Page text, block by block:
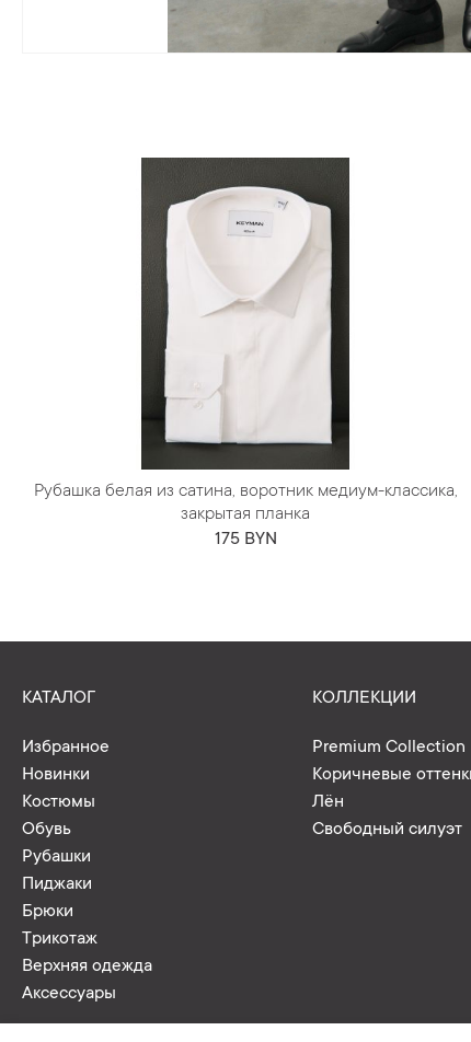
Рубашка белая из сатина, воротник медиум-классика,
закрытая планка
175 BYN
КАТАЛОГ
Избранное
Новинки
Костюмы
Обувь
Рубашки
Пиджаки
Брюки
Трикотаж
Верхняя одежда
Аксессуары
КОЛЛЕКЦИИ
Premium Collection
Коричневые
Лён
Свободный силуэт